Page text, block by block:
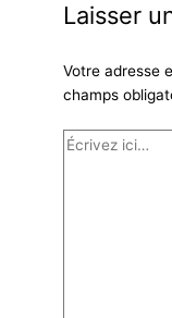
Laisser
Votre adresse
champs